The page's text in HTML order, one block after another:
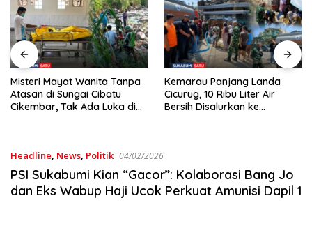
Misteri Mayat Wanita Tanpa
Atasan di Sungai Cibatu
Cikembar, Tak Ada Luka di
Kemarau Panjang Landa
Cicurug, 10 Ribu Liter Air
Bersih Disalurkan ke
Headline, News, Politik 04/02/2026
PSI Sukabumi Kian “Gacor”: Kolaborasi Bang Jo
dan Eks Wabup Haji Ucok Perkuat Amunisi Dapil 1